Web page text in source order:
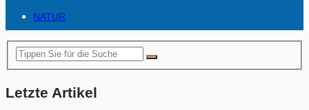
NATUR
Letzte Artikel